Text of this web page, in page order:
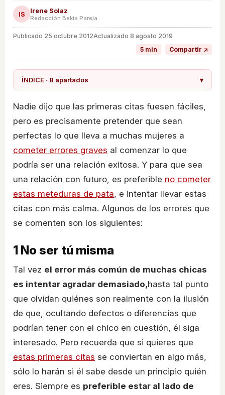
IS Irene Solaz
Redacción Bekia Pareja
Publicado 25 octubre 2012Actualizado 8 agosto 2019
5 min
Compartir ↗
ÍNDICE · 8 apartados ▾
Nadie dijo que las primeras citas fuesen fáciles,
pero es precisamente pretender que sean
perfectas lo que lleva a muchas mujeres a
cometer errores graves al comenzar lo que
podría ser una relación exitosa. Y para que sea
una relación con futuro, es preferible no cometer
estas meteduras de pata, e intentar llevar estas
citas con más calma. Algunos de los errores que
se comenten son los siguientes:
1 No ser tú misma
Tal vez el error más común de muchas chicas
es intentar agradar demasiado,hasta tal punto
que olvidan quiénes son realmente con la ilusión
de que, ocultando defectos o diferencias que
podrían tener con el chico en cuestión, él siga
interesado. Pero recuerda que si quieres que
estas primeras citas se conviertan en algo más,
sólo lo harán si él sabe desde un principio quién
eres. Siempre es preferible estar al lado de